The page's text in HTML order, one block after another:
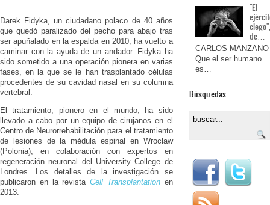
Darek Fidyka, un ciudadano polaco de 40 años
que quedó paralizado del pecho para abajo tras
ser apuñalado en la espalda en 2010, ha vuelto a
caminar con la ayuda de un andador. Fidyka ha
sido sometido a una operación pionera en varias
fases, en la que se le han trasplantado células
procedentes de su cavidad nasal en su columna
vertebral.
El tratamiento, pionero en el mundo, ha sido
llevado a cabo por un equipo de cirujanos en el
Centro de Neurorrehabilitación para el tratamiento
de lesiones de la médula espinal en Wroclaw
(Polonia), en colaboración con expertos en
regeneración neuronal del University College de
Londres. Los detalles de la investigación se
publicaron en la revistaCell Transplantation en
2013.
"El
de…
CARLOS MANZANO
Que el ser humano
es…
Búsquedas